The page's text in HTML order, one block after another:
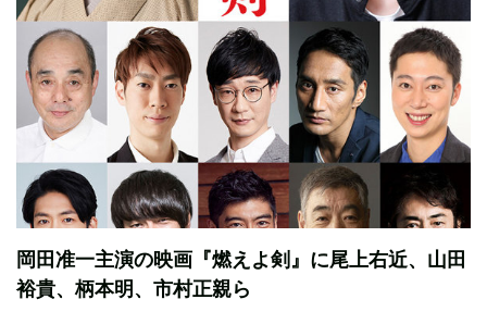
岡田准一主演の映画『燃えよ剣』に尾上右近、山田
裕貴、柄本明、市村正親ら